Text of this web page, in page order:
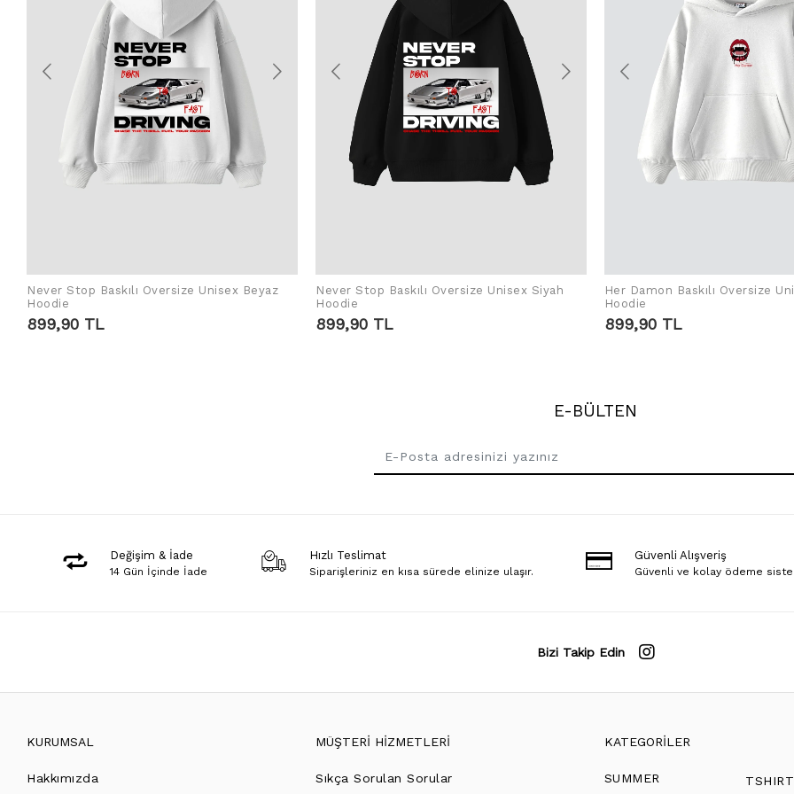
Never Stop Baskılı Oversize Unisex Beyaz
Hoodie
899,90 TL
Never Stop Baskılı Oversize Unisex Siyah
Hoodie
899,90 TL
Her Damon Baskılı Oversize
Hoodie
899,90 TL
E-BÜLTEN
Değişim & İade
14 Gün İçinde İade
Hızlı Teslimat
Siparişleriniz en kısa sürede elinize ulaşır.
Güvenli Alışveriş
Güvenli ve kolay ödeme
Bizi Takip Edin
KURUMSAL
Hakkımızda
MÜŞTERİ HİZMETLERİ
Sıkça Sorulan Sorular
KATEGORİLER
SUMMER TSHIRT